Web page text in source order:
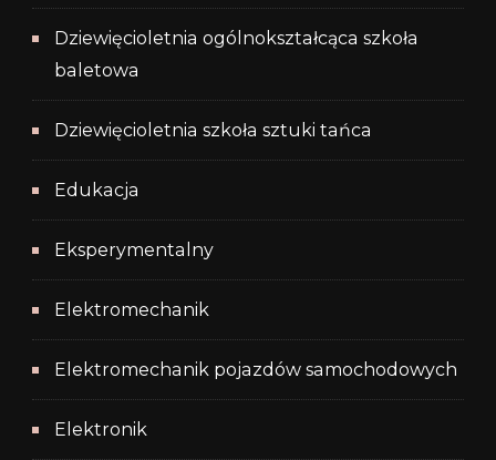
Dziewięcioletnia ogólnokształcąca szkoła
baletowa
Dziewięcioletnia szkoła sztuki tańca
Edukacja
Eksperymentalny
Elektromechanik
Elektromechanik pojazdów samochodowych
Elektronik